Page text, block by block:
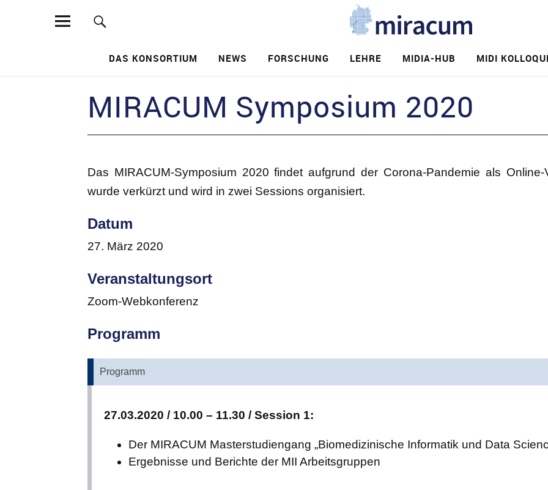
MIRACUM
DAS KONSORTIUM NEWS FORSCHUNG LEHRE MIDIA-HUB MIDI
MIRACUM Symposium 2020
Das MIRACUM-Symposium 2020 findet aufgrund der Corona-Pandemie als
wurde verkürzt und wird in zwei Sessions organisiert.
Datum
27. März 2020
Veranstaltungsort
Zoom-Webkonferenz
Programm
Programm
27.03.2020 / 10.00 – 11.30 / Session 1:
Der MIRACUM Masterstudiengang „Biomedizinische Informatik und Data
Ergebnisse und Berichte der MII Arbeitsgruppen